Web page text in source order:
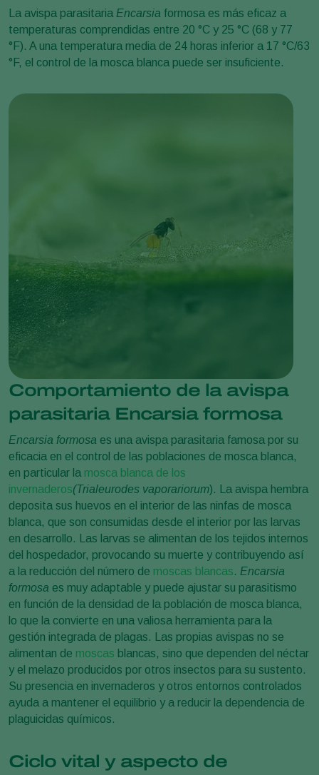
La avispa parasitaria Encarsia formosa es más eficaz a
temperaturas comprendidas entre 20 °C y 25 °C (68 y 77
°F). A una temperatura media de 24 horas inferior a 17 °C/63
°F, el control de la mosca blanca puede ser insuficiente.
Comportamiento de la avispa
parasitaria Encarsia formosa
Encarsia formosa es una avispa parasitaria famosa por su
eficacia en el control de las poblaciones de mosca blanca,
en particular la mosca blanca de los
invernaderos(Trialeurodes vaporariorum). La avispa hembra
deposita sus huevos en el interior de las ninfas de mosca
blanca, que son consumidas desde el interior por las larvas
en desarrollo. Las larvas se alimentan de los tejidos internos
del hospedador, provocando su muerte y contribuyendo así
a la reducción del número de moscas blancas. Encarsia
formosa es muy adaptable y puede ajustar su parasitismo
en función de la densidad de la población de mosca blanca,
lo que la convierte en una valiosa herramienta para la
gestión integrada de plagas. Las propias avispas no se
alimentan de moscas blancas, sino que dependen del néctar
y el melazo producidos por otros insectos para su sustento.
Su presencia en invernaderos y otros entornos controlados
ayuda a mantener el equilibrio y a reducir la dependencia de
plaguicidas químicos.
Ciclo vital y aspecto de